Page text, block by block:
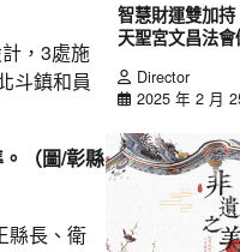
，3處施
斗鎮和員
（圖/彰縣
縣長、衛
智慧財運雙加
天聖宮文昌法
Director
2025 年 2 月